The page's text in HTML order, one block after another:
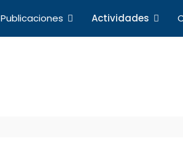
Publicaciones Actividades